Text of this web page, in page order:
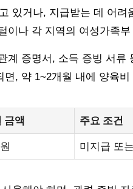
있거나, 지급받는 데 어려
이나 각 지역의 여성가족
계 증명서, 소득 증빙 서류
, 약 1~2개월 내에 양육
금액 주요 조건
미지급 또